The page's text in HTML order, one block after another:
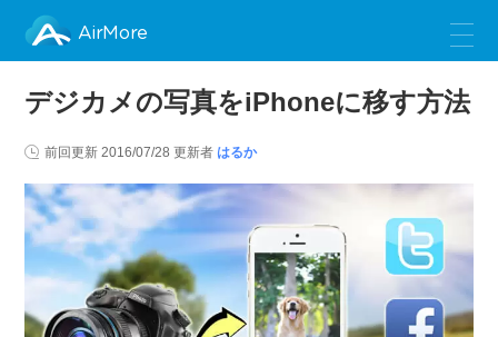
AirMore
デジカメの写真をiPhoneに移す方法
前回更新2016/07/28 更新者はるか